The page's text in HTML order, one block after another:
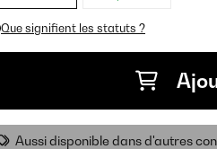
Que signifient les statuts ?
Aussi disponible dans d'autres